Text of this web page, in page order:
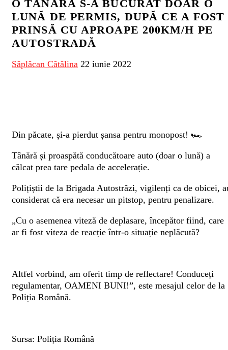
O TÂNĂRĂ S-A BUCURAT DOAR O
LUNĂ DE PERMIS, DUPĂ CE A FOST
PRINSĂ CU APROAPE 200KM/H PE
AUTOSTRADĂ
Săplăcan Cătălina 22 iunie 2022
Din păcate, și-a pierdut șansa pentru monopost! 🏎️
Tânără și proaspătă conducătoare auto (doar o lună) a
călcat prea tare pedala de accelerație.
Polițiștii de la Brigada Autostrăzi, vigilenți ca de obicei,
considerat că era necesar un pitstop, pentru penalizare.
„Cu o asemenea viteză de deplasare, începător fiind, care
ar fi fost viteza de reacție într-o situație neplăcută?
Altfel vorbind, am oferit timp de reflectare! Conduceți
regulamentar, OAMENI BUNI!”, este mesajul celor de la
Poliția Română.
Sursa: Poliția Română